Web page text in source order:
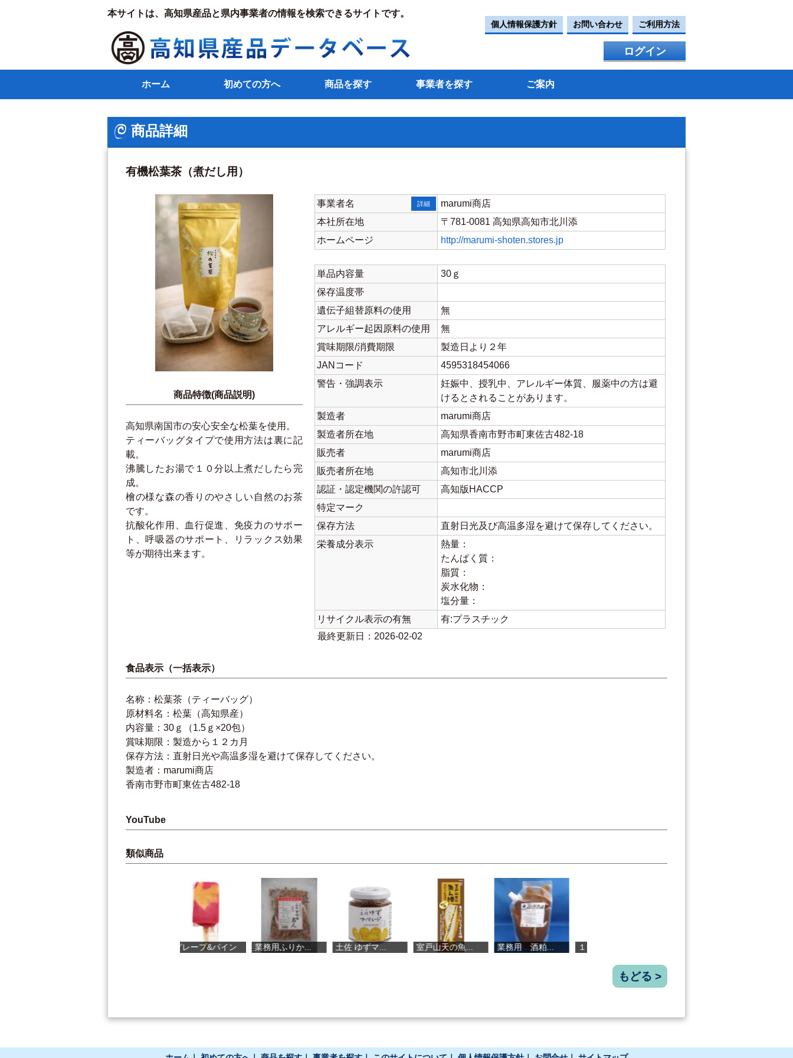
本サイトは、高知県産品と県内事業者の情報を検索できるサイトです。
個人情報保護方針 お問い合わせ ご利用方法
ログイン
ホーム 初めての方へ 商品を探す 事業者を探す ご案内
商品詳細
有機松葉茶（煮だし用）
商品特徴(商品説明)
高知県南国市の安心安全な松葉を使用。
ティーバッグタイプで使用方法は裏に記
載。
沸騰したお湯で１０分以上煮だしたら完
成。
檜の様な森の香りのやさしい自然のお茶
です。
抗酸化作用、血行促進、免疫力のサポー
ト、呼吸器のサポート、リラックス効果
等が期待出来ます。
事業者名 詳細
marumi商店
本社所在地
〒781-0081 高知県高知市北川添
ホームページ
http://marumi-shoten.stores.jp
単品内容量
30ｇ
保存温度帯
遺伝子組替原料の使用
無
アレルギー起因原料の使用
無
賞味期限/消費期限
製造日より２年
JANコード
4595318454066
警告・強調表示
妊娠中、授乳中、アレルギー体質、服薬中の方は避
けるとされることがあります。
製造者
marumi商店
製造者所在地
高知県香南市野市町東佐古482-18
販売者
marumi商店
販売者所在地
高知市北川添
認証・認定機関の許認可
高知版HACCP
特定マーク
保存方法
直射日光及び高温多湿を避けて保存してください。
栄養成分表示
熱量：
たんぱく質：
脂質：
炭水化物：
塩分量：
リサイクル表示の有無
有:プラスチック
最終更新日：2026-02-02
食品表示（一括表示）
名称：松葉茶（ティーバッグ）
原材料名：松葉（高知県産）
内容量：30ｇ（1.5ｇ×20包）
賞味期限：製造から１２カ月
保存方法：直射日光や高温多湿を避けて保存してください。
製造者：marumi商店
香南市野市町東佐古482-18
YouTube
類似商品
土佐 ゆずマ... 室戸山天の魚... 業務用 酒粕... １００％アル...
業務用ふりか...
もどる >